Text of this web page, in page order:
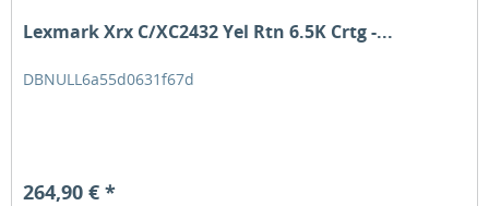
Lexmark Xrx C/XC2432 Yel Rtn 6.5K Crtg -...
DBNULL6a55d0631f67d
264,90 € *